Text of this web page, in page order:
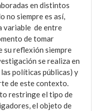
en distintos
no siempre es así,
variable de entre
de tomar
su reflexión siempre
se realiza en
políticas públicas) y
de este contexto.
restringe el tipo de
el objeto de